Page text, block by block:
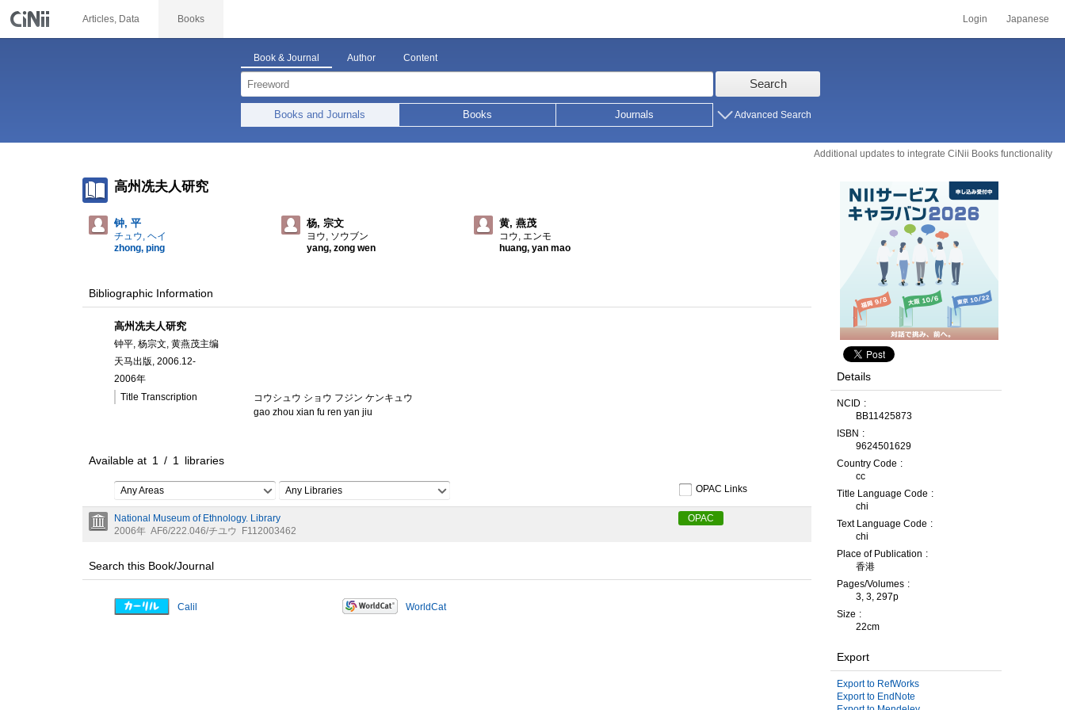
Articles, Data Books Login Japanese
Book & Journal Author Content
Search
Books and Journals Books Journals Advanced Search
Additional updates to integrate CiNii Books functionality
高州冼夫人研究
钟, 平
チュウ, ヘイ
zhong, ping
杨, 宗文
ヨウ, ソウブン
yang, zong wen
黄, 燕茂
コウ, エンモ
huang, yan mao
Bibliographic Information
高州冼夫人研究
钟平, 杨宗文, 黄燕茂主编
天马出版, 2006.12-
2006年
Title Transcription
コウシュウ ショウ フジン ケンキュウ
gao zhou xian fu ren yan jiu
Available at 1 / 1 libraries
Any Areas Any Libraries OPAC Links
National Museum of Ethnology. Library
2006年 AF6/222.046/チユウ F112003462
OPAC
Search this Book/Journal
Calil WorldCat
Details
NCID
BB11425873
ISBN
9624501629
Country Code
cc
Title Language Code
chi
Text Language Code
chi
Place of Publication
香港
Pages/Volumes
3, 3, 297p
Size
22cm
Export
Export to RefWorks
Export to EndNote